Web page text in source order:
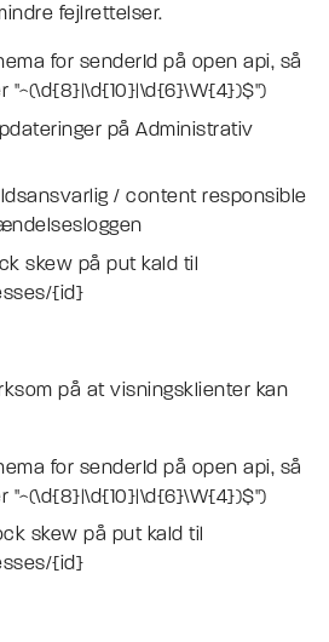
fejlrettelser.
for senderId på open api, så
"^(\d{8}|\d{10}|\d{6}\W{4})$")
på Administrativ
/ content responsible
skew på put kald til
{id}
på at visningsklienter kan
for senderId på open api, så
"^(\d{8}|\d{10}|\d{6}\W{4})$")
skew på put kald til
{id}